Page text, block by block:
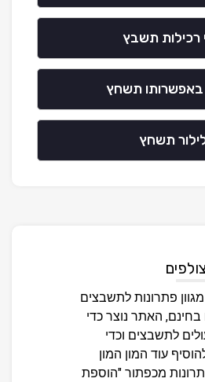
רכילות תשבץ
באפשרותו תשחץ
תשחץ
פתרונות לתשבצים
בחינם, האתר נוצר כדי
לתשבצים וכדי
עוד המון המון
מכפתור "הוספת